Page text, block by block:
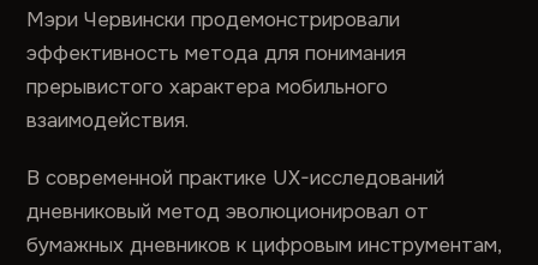
Мэри Червински продемонстрировали
эффективность метода для понимания
прерывистого характера мобильного
взаимодействия.
В современной практике UX-исследований
дневниковый метод эволюционировал от
бумажных дневников к цифровым инструментам,